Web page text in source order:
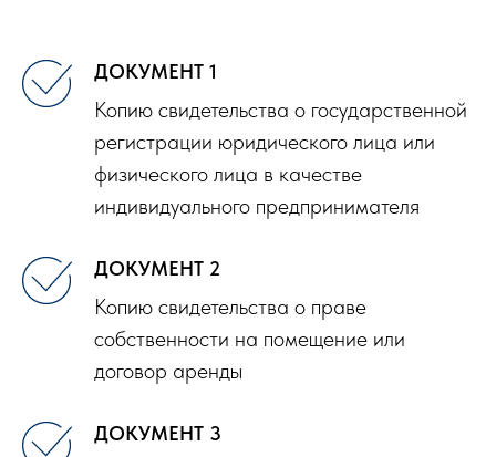
ДОКУМЕНТ 1
Копию свидетельства о государственной
регистрации юридического лица или
физического лица в качестве
индивидуального предпринимателя
ДОКУМЕНТ 2
Копию свидетельства о праве
собственности на помещение или
договор аренды
ДОКУМЕНТ 3